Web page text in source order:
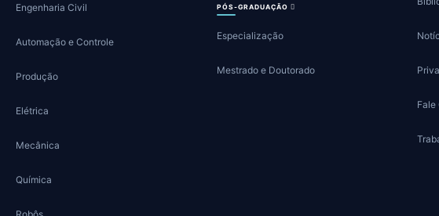
Engenharia Civil
Automação e Controle
Produção
Elétrica
Mecânica
Química
PÓS-GRADUAÇÃO
Especialização
Mestrado e Doutorado
Fale